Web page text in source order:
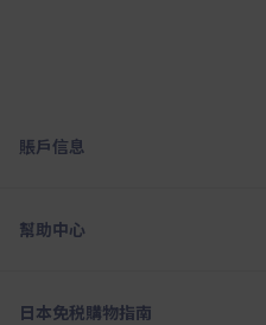
賬戶信息
幫助中心
日本免税購物指南